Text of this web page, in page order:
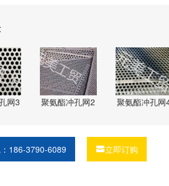
网3 聚氨酯冲孔网2 聚氨酯冲孔网
186-3790-6089 立即订购